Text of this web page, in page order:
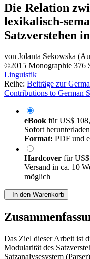
Die Relation
lexikalisch-
Satzverstehen
von Jolanta Sekowska
©2015 Monographie 376
Linguistik
Reihe: Beiträge zur
Contributions to German
eBook fürUS$
Sofort
Format: PDF und
Hardcover für
Versand in ca. 10
möglich
In den Warenkorb
Das Ziel dieser Arbeit ist
Modularität des
Satzanalysesystem